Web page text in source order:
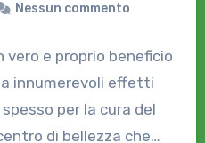
Nessun commento
vero e proprio beneficio
innumerevoli effetti
per la cura del
di bellezza che…